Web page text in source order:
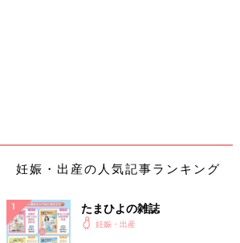
妊娠・出産の人気記事ランキング
たまひよの雑誌
妊娠・出産